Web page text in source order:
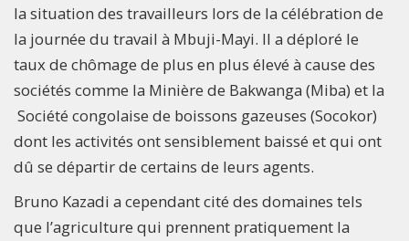
la situation des travailleurs lors de la célébration de
la journée du travail à Mbuji-Mayi. Il a déploré le
taux de chômage de plus en plus élevé à cause des
sociétés comme la Minière de Bakwanga (Miba) et la
Société congolaise de boissons gazeuses (Socokor)
dont les activités ont sensiblement baissé et qui ont
dû se départir de certains de leurs agents.
Bruno Kazadi a cependant cité des domaines tels
que l’agriculture qui prennent pratiquement la